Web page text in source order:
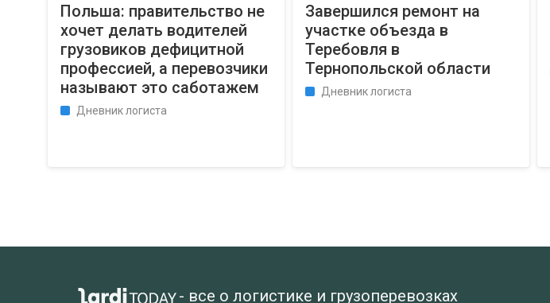
Польша: правительство не
хочет делать водителей
грузовиков дефицитной
профессией, а перевозчики
называют это саботажем
Дневник логиста
Завершился ремонт на
участке объезда в
Теребовля в
Тернопольской области
Дневник логиста
- все о логистике и грузоперевозках